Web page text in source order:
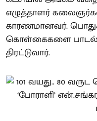
எழுத்தாளர்
காரணமானவர்.
கொள்கைகளை
திரட்டுவார்.